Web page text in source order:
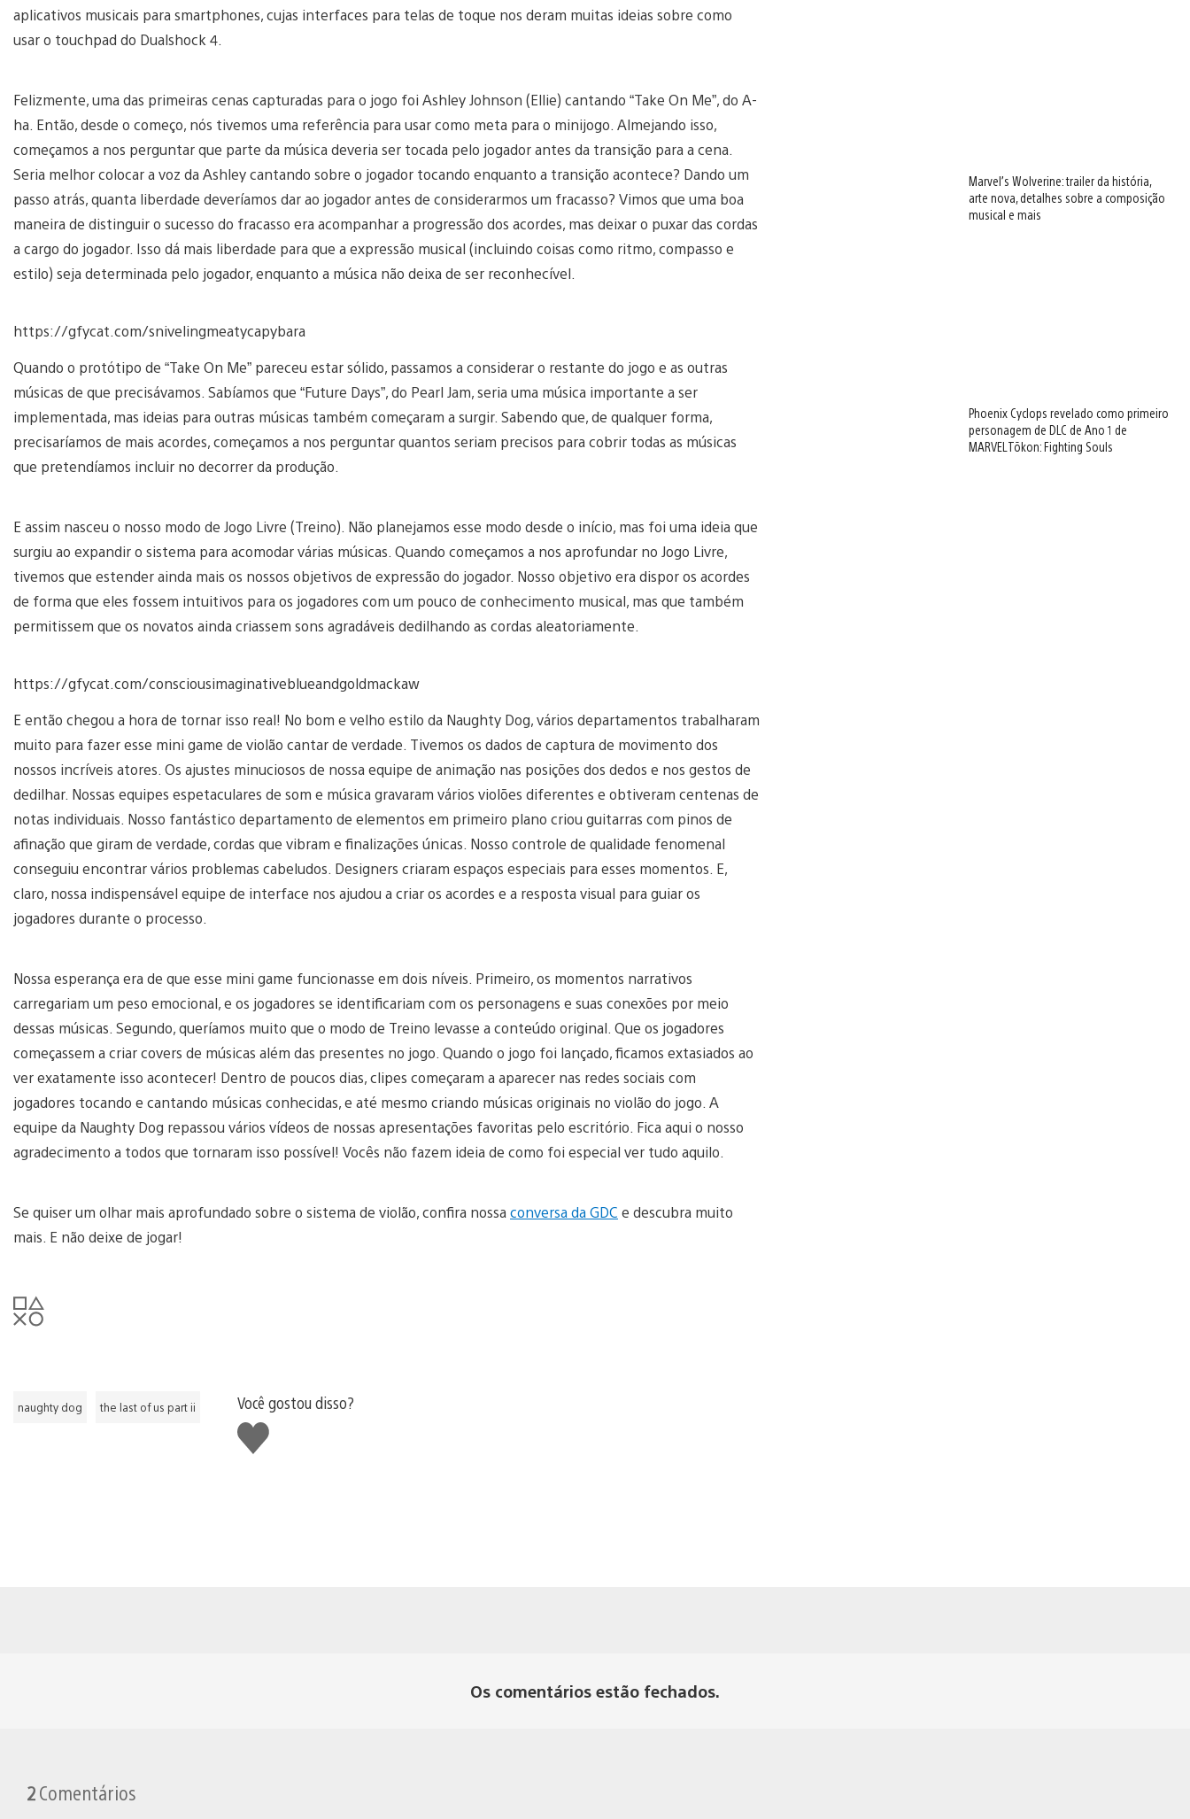
aplicativos musicais para smartphones, cujas interfaces para telas de toque nos deram muitas ideias sobre como
usar o touchpad do Dualshock 4.
Felizmente, uma das primeiras cenas capturadas para o jogo foi Ashley Johnson (Ellie) cantando “Take On Me”, do A-
ha. Então, desde o começo, nós tivemos uma referência para usar como meta para o minijogo. Almejando isso,
começamos a nos perguntar que parte da música deveria ser tocada pelo jogador antes da transição para a cena.
Seria melhor colocar a voz da Ashley cantando sobre o jogador tocando enquanto a transição acontece? Dando um
passo atrás, quanta liberdade deveríamos dar ao jogador antes de considerarmos um fracasso? Vimos que uma boa
maneira de distinguir o sucesso do fracasso era acompanhar a progressão dos acordes, mas deixar o puxar das cordas
a cargo do jogador. Isso dá mais liberdade para que a expressão musical (incluindo coisas como ritmo, compasso e
estilo) seja determinada pelo jogador, enquanto a música não deixa de ser reconhecível.
https://gfycat.com/snivelingmeatycapybara
Quando o protótipo de “Take On Me” pareceu estar sólido, passamos a considerar o restante do jogo e as outras
músicas de que precisávamos. Sabíamos que “Future Days”, do Pearl Jam, seria uma música importante a ser
implementada, mas ideias para outras músicas também começaram a surgir. Sabendo que, de qualquer forma,
precisaríamos de mais acordes, começamos a nos perguntar quantos seriam precisos para cobrir todas as músicas
que pretendíamos incluir no decorrer da produção.
E assim nasceu o nosso modo de Jogo Livre (Treino). Não planejamos esse modo desde o início, mas foi uma ideia que
surgiu ao expandir o sistema para acomodar várias músicas. Quando começamos a nos aprofundar no Jogo Livre,
tivemos que estender ainda mais os nossos objetivos de expressão do jogador. Nosso objetivo era dispor os acordes
de forma que eles fossem intuitivos para os jogadores com um pouco de conhecimento musical, mas que também
permitissem que os novatos ainda criassem sons agradáveis dedilhando as cordas aleatoriamente.
https://gfycat.com/consciousimaginativeblueandgoldmackaw
E então chegou a hora de tornar isso real! No bom e velho estilo da Naughty Dog, vários departamentos trabalharam
muito para fazer esse mini game de violão cantar de verdade. Tivemos os dados de captura de movimento dos
nossos incríveis atores. Os ajustes minuciosos de nossa equipe de animação nas posições dos dedos e nos gestos de
dedilhar. Nossas equipes espetaculares de som e música gravaram vários violões diferentes e obtiveram centenas de
notas individuais. Nosso fantástico departamento de elementos em primeiro plano criou guitarras com pinos de
afinação que giram de verdade, cordas que vibram e finalizações únicas. Nosso controle de qualidade fenomenal
conseguiu encontrar vários problemas cabeludos. Designers criaram espaços especiais para esses momentos. E,
claro, nossa indispensável equipe de interface nos ajudou a criar os acordes e a resposta visual para guiar os
jogadores durante o processo.
Nossa esperança era de que esse mini game funcionasse em dois níveis. Primeiro, os momentos narrativos
carregariam um peso emocional, e os jogadores se identificariam com os personagens e suas conexões por meio
dessas músicas. Segundo, queríamos muito que o modo de Treino levasse a conteúdo original. Que os jogadores
começassem a criar covers de músicas além das presentes no jogo. Quando o jogo foi lançado, ficamos extasiados ao
ver exatamente isso acontecer! Dentro de poucos dias, clipes começaram a aparecer nas redes sociais com
jogadores tocando e cantando músicas conhecidas, e até mesmo criando músicas originais no violão do jogo. A
equipe da Naughty Dog repassou vários vídeos de nossas apresentações favoritas pelo escritório. Fica aqui o nosso
agradecimento a todos que tornaram isso possível! Vocês não fazem ideia de como foi especial ver tudo aquilo.
Se quiser um olhar mais aprofundado sobre o sistema de violão, confira nossa conversa da GDC e descubra muito
mais. E não deixe de jogar!
naughty dog the last of us part ii
Você gostou disso?
Curtir
Marvel’s Wolverine: trailer da história,
arte nova, detalhes sobre a composição
musical e mais
Phoenix Cyclops revelado como primeiro
personagem de DLC de Ano 1 de
MARVEL Tōkon: Fighting Souls
Os comentários estão fechados.
2Comentários